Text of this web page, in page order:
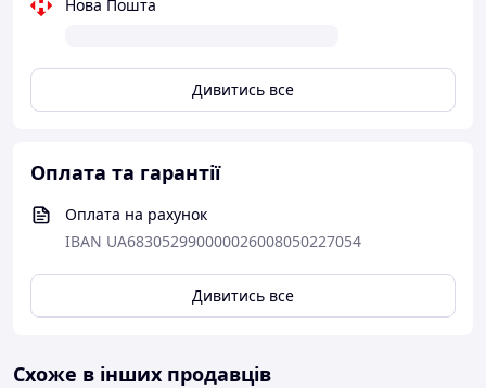
Нова Пошта
Дивитись все
Оплата та гарантії
Оплата на рахунок
IBAN UA683052990000026008050227054
Дивитись все
Схоже в інших продавців